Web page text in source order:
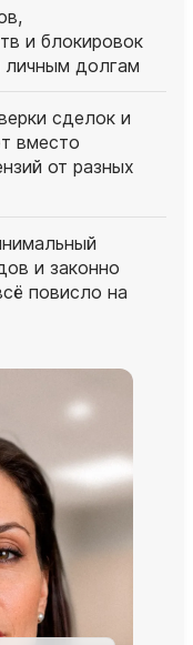
и блокировок
личным долгам
сделок и
вместо
от разных
и законно
повисло на